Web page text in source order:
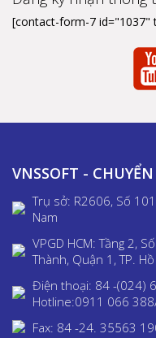
[contact-form-7 id="1037"
VNSSOFT -
Trụ sở: R2606, Số
Nam
VPGD HCM: Tầng 2,
Thành, Quận 1, TP. Hồ
Điện thoại: 84 -(024)
Hotline:0911 066
Fax: 84 -24. 35563